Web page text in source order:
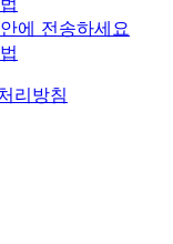
에 전송하세요
리방침